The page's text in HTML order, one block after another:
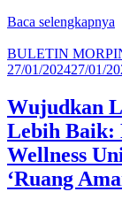
Baca selengkapnya
BULETIN
27/01/202427/01/
Wujudkan
Lebih Baik:
Wellness
‘Ruang